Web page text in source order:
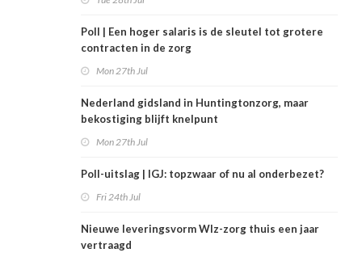
Poll | Een hoger salaris is de sleutel tot grotere
contracten in de zorg
Mon 27th Jul
Nederland gidsland in Huntingtonzorg, maar
bekostiging blijft knelpunt
Mon 27th Jul
Poll-uitslag | IGJ: topzwaar of nu al onderbezet?
Fri 24th Jul
Nieuwe leveringsvorm Wlz-zorg thuis een jaar
vertraagd